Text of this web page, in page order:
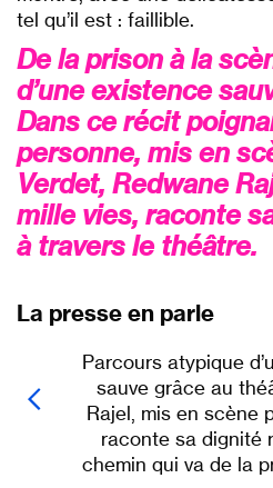
tel qu’il est : faillible.
De la prison à la
d’une existence
Dans ce récit
personne, mis en
Verdet, Redwane
mille vies, raconte
à travers le théâtre.
La presse en parle
Parcours atypique
sauve grâce au
Rajel, mis en scène
raconte sa dignité
chemin qui va de la